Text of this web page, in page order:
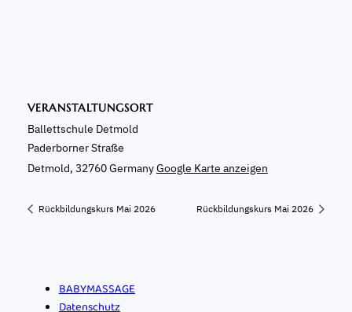
VERANSTALTUNGSORT
Ballettschule Detmold
Paderborner Straße
Detmold, 32760GermanyGoogle Karte anzeigen
Rückbildungskurs Mai 2026 Rückbildungskurs Mai 2026
BABYMASSAGE